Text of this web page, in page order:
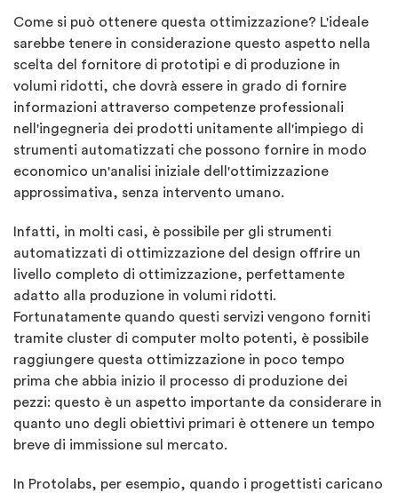
Come si può ottenere questa ottimizzazione? L'ideale
sarebbe tenere in considerazione questo aspetto nella
scelta del fornitore di prototipi e di produzione in
volumi ridotti, che dovrà essere in grado di fornire
informazioni attraverso competenze professionali
nell'ingegneria dei prodotti unitamente all'impiego di
strumenti automatizzati che possono fornire in modo
economico un'analisi iniziale dell'ottimizzazione
approssimativa, senza intervento umano.
Infatti, in molti casi, è possibile per gli strumenti
automatizzati di ottimizzazione del design offrire un
livello completo di ottimizzazione, perfettamente
adatto alla produzione in volumi ridotti.
Fortunatamente quando questi servizi vengono forniti
tramite cluster di computer molto potenti, è possibile
raggiungere questa ottimizzazione in poco tempo
prima che abbia inizio il processo di produzione dei
pezzi: questo è un aspetto importante da considerare in
quanto uno degli obiettivi primari è ottenere un tempo
breve di immissione sul mercato.
In Protolabs, per esempio, quando i progettisti caricano